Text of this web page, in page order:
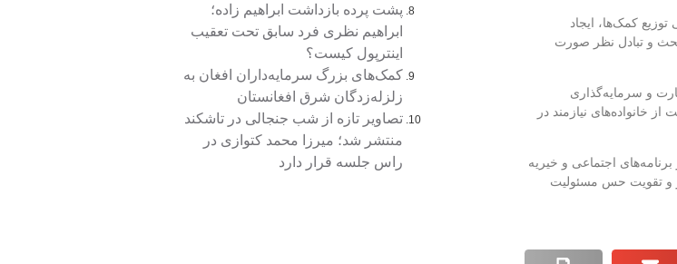
کمک‌ها، ایجاد
و تبادل نظر صورت
و سرمایه‌گذاری
خانواده‌های نیازمند در
اجتماعی و خیریه
و تقویت حس مسئولیت
پشت پرده بازداشت ابراهیم زاده؛
ابراهیم نظری فرد سابق تحت تعقیب
اینترپول کیست؟
کمک‌های بزرگ سرمایه‌داران افغان به
زلزله‌زدگان شرق افغانستان
تصاویر تازه از شب جنجالی در تاشکند
منتشر شد؛ میرزا محمد کتوازی در
راس جلسه قرار دارد